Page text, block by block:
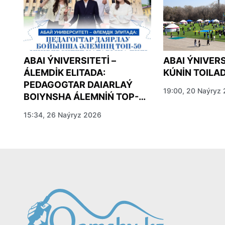
ABAI ÝNIVERSITETİ –
ÁLEMDİK ELITADA:
PEDAGOGTAR DAIARLAÝ
BOIYNSHA ÁLEMNİŃ TOP-50
15:34, 26 Naýryz 2026
ABAI
KÚNİN
19:00, 20 Naýryz